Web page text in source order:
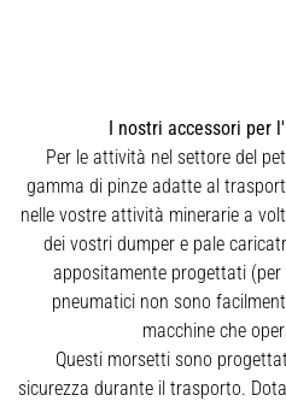
I nostri accessori per
Per le attività nel settore del
gamma di pinze adatte al
nelle vostre attività minerarie a
dei vostri dumper e pale
appositamente progettati
pneumatici non sono
macchine che
Questi morsetti sono
sicurezza durante il trasporto.